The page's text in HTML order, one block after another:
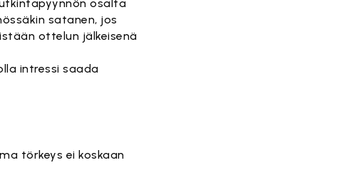
osalta
satanen, jos
ottelun jälkeisenä
intressi saada
törkeys ei koskaan